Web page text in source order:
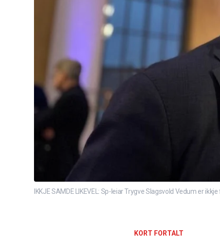
IKKJE SAMDE LIKEVEL: Sp-leiar Trygve Slagsvold Vedum er
KORT FORTALT